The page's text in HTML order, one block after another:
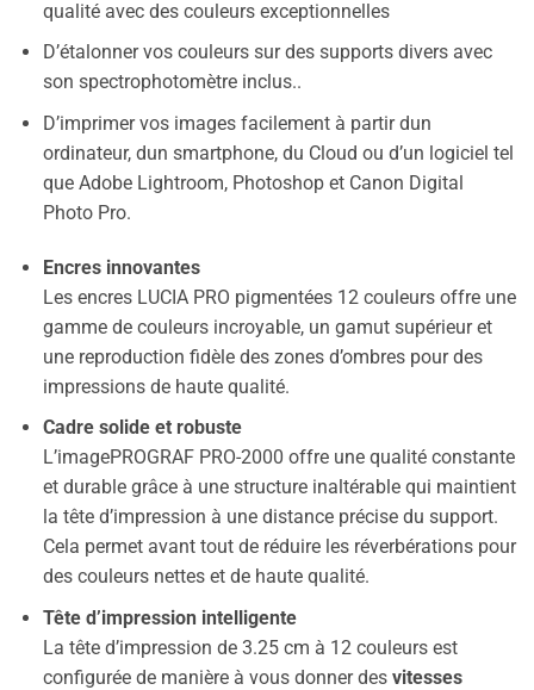
qualité avec des couleurs exceptionnelles
D’étalonner vos couleurs sur des supports divers avec
son spectrophotomètre inclus..
D’imprimer vos images facilement à partir dun
ordinateur, dun smartphone, du Cloud ou d’un logiciel tel
que Adobe Lightroom, Photoshop et Canon Digital
Photo Pro.
Encres innovantes
Les encres LUCIA PRO pigmentées 12 couleurs offre une
gamme de couleurs incroyable, un gamut supérieur et
une reproduction fidèle des zones d’ombres pour des
impressions de haute qualité.
Cadre solide et robuste
L’imagePROGRAF PRO-2000 offre une qualité constante
et durable grâce à une structure inaltérable qui maintient
la tête d’impression à une distance précise du support.
Cela permet avant tout de réduire les réverbérations pour
des couleurs nettes et de haute qualité.
Tête d’impression intelligente
La tête d’impression de 3.25 cm à 12 couleurs est
configurée de manière à vous donner des vitesses